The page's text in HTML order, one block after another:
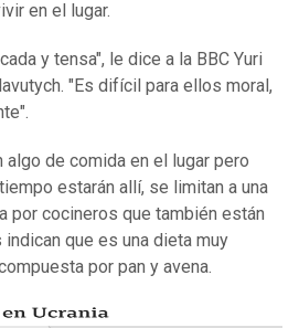
en el lugar.
y tensa", le dice a la BBC Yuri
"Es difícil para ellos moral,
algo de comida en el lugar pero
estarán allí, se limitan a una
por cocineros que también están
que es una dieta muy
por pan y avena.